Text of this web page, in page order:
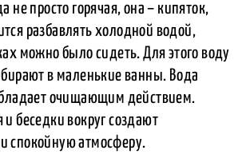
не просто горячая, она – кипяток,
разбавлять холодной водой,
можно было сидеть. Для этого воду
в маленькие ванны. Вода
очищающим действием.
беседки вокруг создают
спокойную атмосферу.